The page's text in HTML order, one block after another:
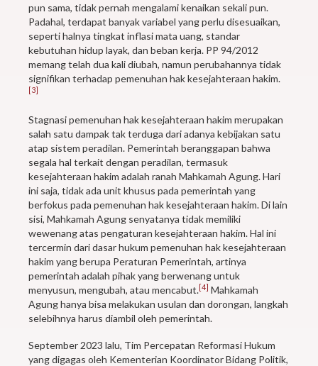
pun sama, tidak pernah mengalami kenaikan sekali pun.
Padahal, terdapat banyak variabel yang perlu disesuaikan,
seperti halnya tingkat inflasi mata uang, standar
kebutuhan hidup layak, dan beban kerja. PP 94/2012
memang telah dua kali diubah, namun perubahannya tidak
signifikan terhadap pemenuhan hak kesejahteraan hakim.
[3]
Stagnasi pemenuhan hak kesejahteraan hakim merupakan
salah satu dampak tak terduga dari adanya kebijakan satu
atap sistem peradilan. Pemerintah beranggapan bahwa
segala hal terkait dengan peradilan, termasuk
kesejahteraan hakim adalah ranah Mahkamah Agung. Hari
ini saja, tidak ada unit khusus pada pemerintah yang
berfokus pada pemenuhan hak kesejahteraan hakim. Di lain
sisi, Mahkamah Agung senyatanya tidak memiliki
wewenang atas pengaturan kesejahteraan hakim. Hal ini
tercermin dari dasar hukum pemenuhan hak kesejahteraan
hakim yang berupa Peraturan Pemerintah, artinya
pemerintah adalah pihak yang berwenang untuk
menyusun, mengubah, atau mencabut.[4] Mahkamah
Agung hanya bisa melakukan usulan dan dorongan, langkah
selebihnya harus diambil oleh pemerintah.
September 2023 lalu, Tim Percepatan Reformasi Hukum
yang digagas oleh Kementerian Koordinator Bidang Politik,